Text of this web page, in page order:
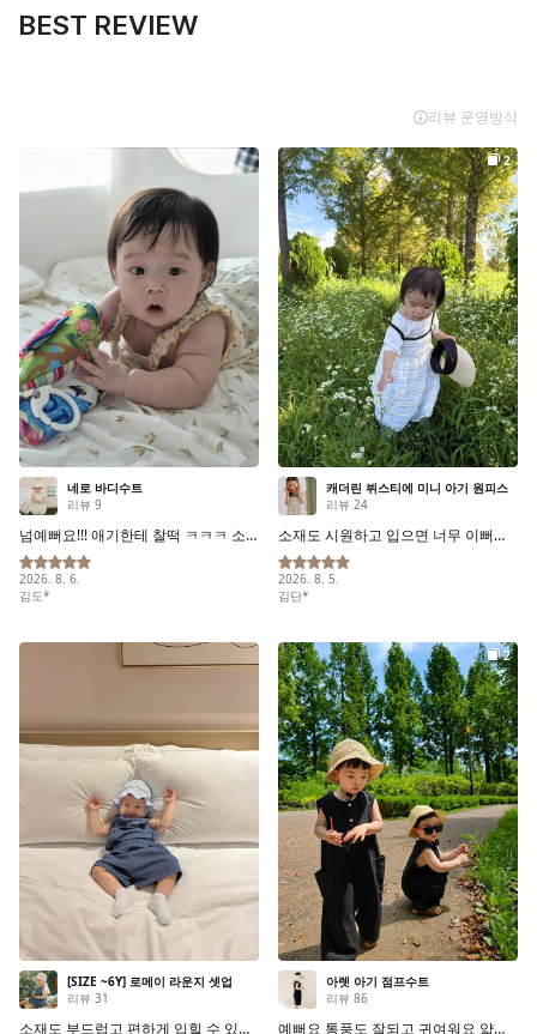
BEST REVIEW